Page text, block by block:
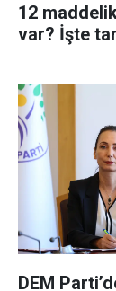
12
var? İşte
DEM